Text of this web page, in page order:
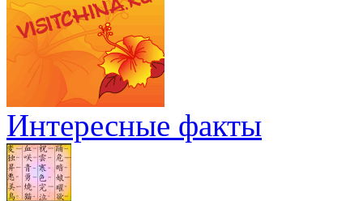
Интересные факты